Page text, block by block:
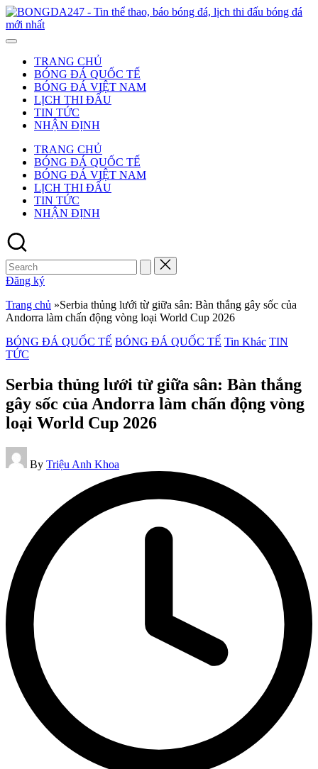
Skip
to
content
TRANG CHỦ
BÓNG ĐÁ QUỐC TẾ
BÓNG ĐÁ VIỆT NAM
LỊCH THI ĐẤU
TIN TỨC
NHẬN ĐỊNH
TRANG CHỦ
BÓNG ĐÁ QUỐC TẾ
BÓNG ĐÁ VIỆT NAM
LỊCH THI ĐẤU
TIN TỨC
NHẬN ĐỊNH
Search
for:
Đăng ký
Trang chủ »Serbia thủng lưới từ giữa sân: Bàn thắng gây sốc của
Andorra làm chấn động vòng loại World Cup 2026
Posted
in
BÓNG ĐÁ QUỐC TẾ BÓNG ĐÁ QUỐC TẾ Tin Khác TIN
TỨC
Serbia thủng lưới từ giữa sân: Bàn thắng
gây sốc của Andorra làm chấn động vòng
loại World Cup 2026
Posted
by
By Triệu Anh Khoa